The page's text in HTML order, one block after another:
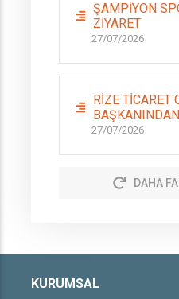
ŞAMPİYON
ZİYARET
27/07/2026
RİZE TİCARET
27/07/2026
DAHA
KURUMSAL